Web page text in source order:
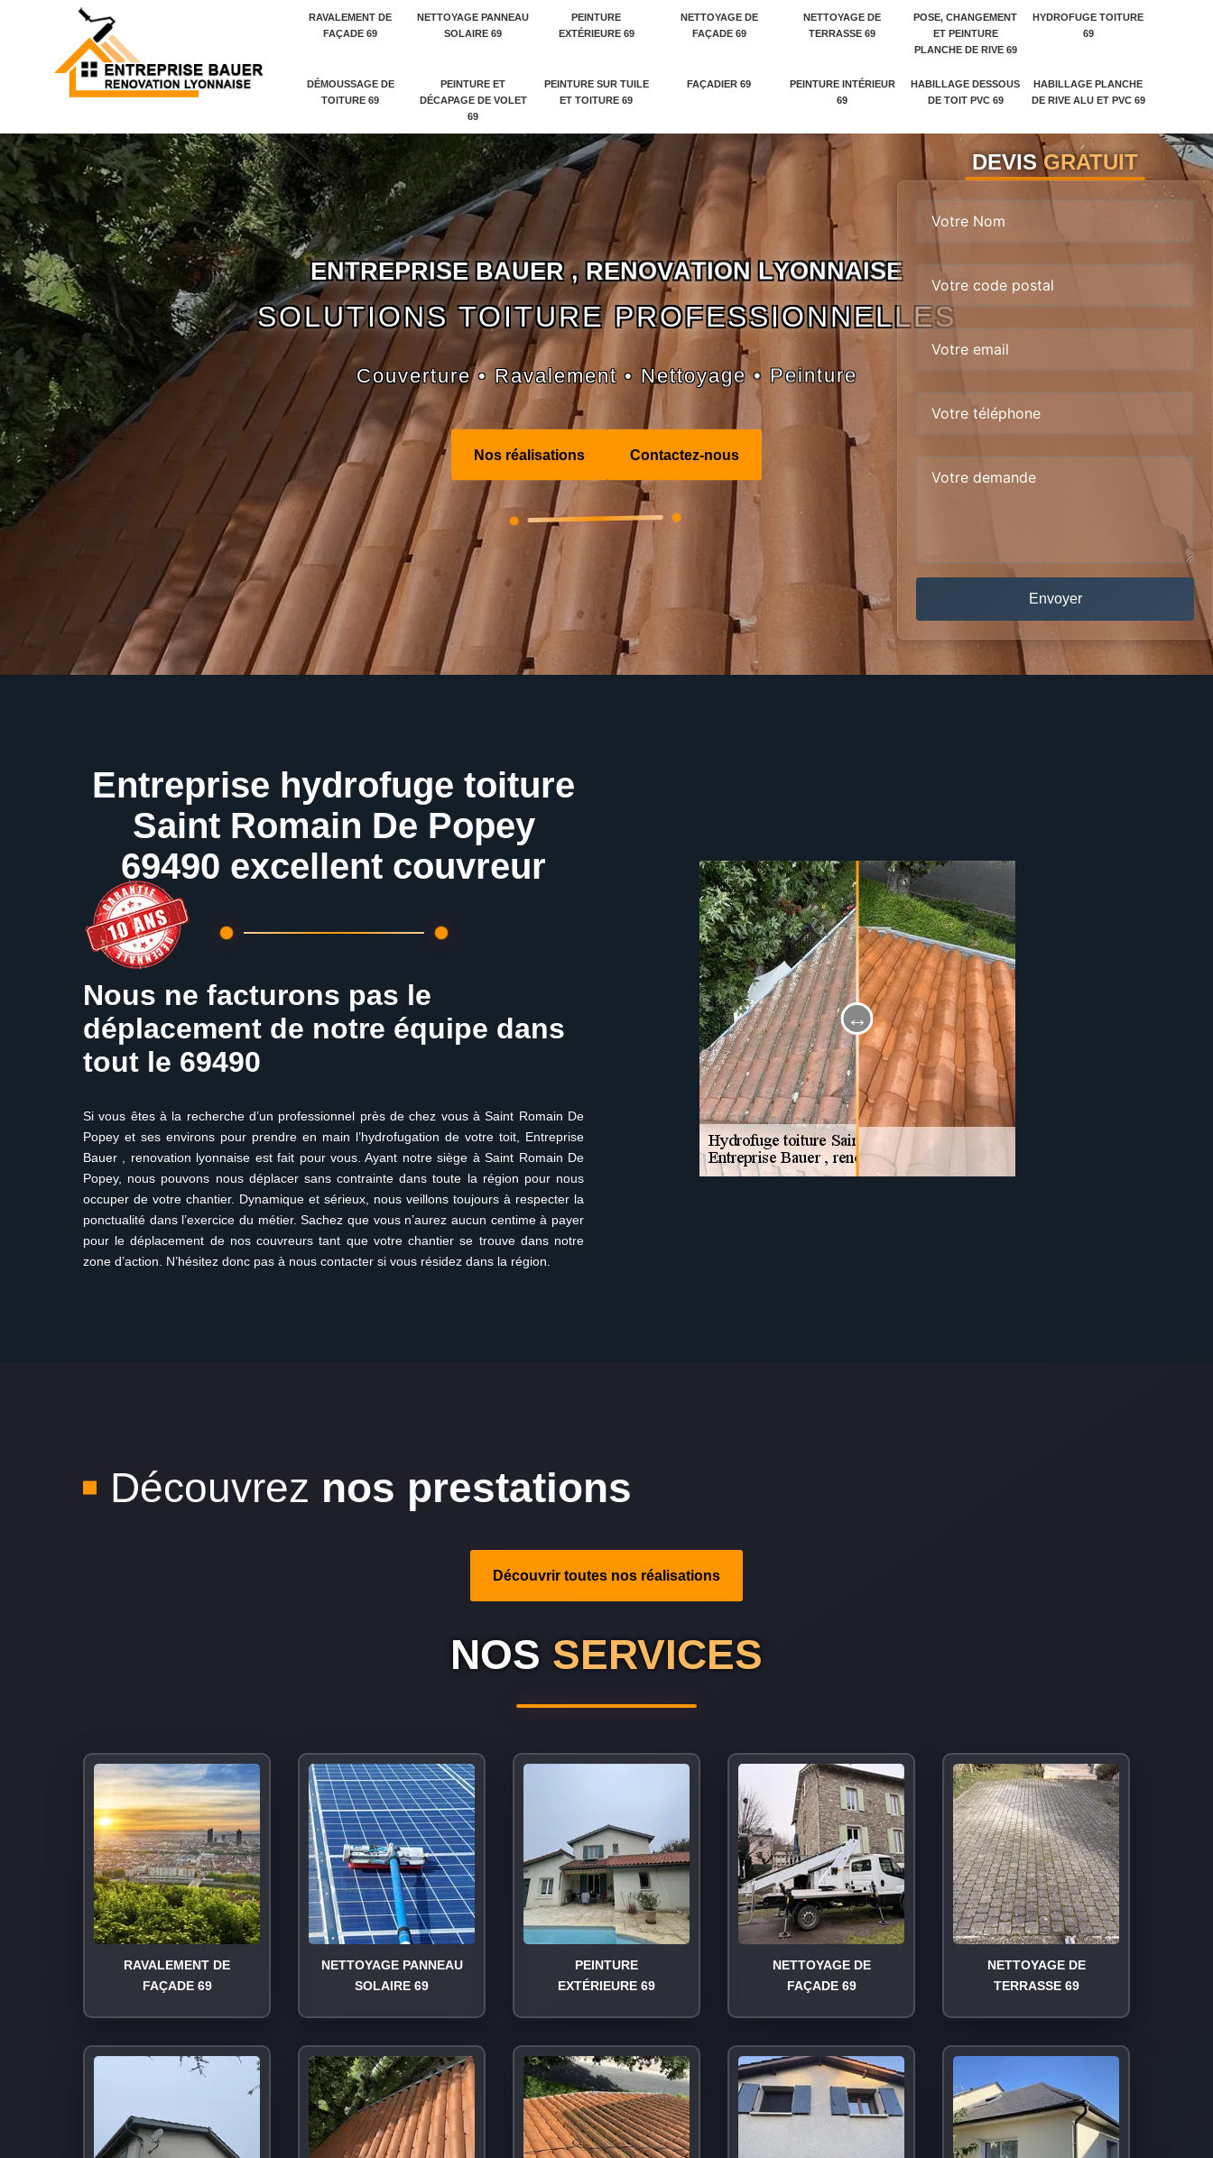
RAVALEMENT DE
FAÇADE 69
NETTOYAGE PANNEAU
SOLAIRE 69
PEINTURE
EXTÉRIEURE 69
NETTOYAGE DE
FAÇADE 69
NETTOYAGE DE
TERRASSE 69
POSE, CHANGEMENT
ET PEINTURE
PLANCHE DE RIVE 69
HYDROFUGE TOITURE
69
DÉMOUSSAGE DE
TOITURE 69
PEINTURE ET
DÉCAPAGE DE VOLET
69
PEINTURE SUR TUILE
ET TOITURE 69
FAÇADIER 69
PEINTURE INTÉRIEUR
69
HABILLAGE DESSOUS
DE TOIT PVC 69
HABILLAGE PLANCHE
DE RIVE ALU ET PVC 69
ENTREPRISE BAUER , RENOVATION LYONNAISE
SOLUTIONS TOITURE PROFESSIONNELLES
Couverture • Ravalement • Nettoyage • Peinture
Nos réalisations Contactez-nous
DEVISGRATUIT
Entreprise hydrofuge toiture
Saint Romain De Popey
69490 excellent couvreur
Nous ne facturons pas le
déplacement de notre équipe dans
tout le 69490
Si vous êtes à la recherche d’un professionnel près de chez vous à Saint Romain De
Popey et ses environs pour prendre en main l’hydrofugation de votre toit, Entreprise
Bauer , renovation lyonnaise est fait pour vous. Ayant notre siège à Saint Romain De
Popey, nous pouvons nous déplacer sans contrainte dans toute la région pour nous
occuper de votre chantier. Dynamique et sérieux, nous veillons toujours à respecter la
ponctualité dans l’exercice du métier. Sachez que vous n’aurez aucun centime à payer
pour le déplacement de nos couvreurs tant que votre chantier se trouve dans notre
zone d’action. N’hésitez donc pas à nous contacter si vous résidez dans la région.
Découvrez nos prestations
Découvrir toutes nos réalisations
NOS SERVICES
RAVALEMENT DE
FAÇADE 69
NETTOYAGE PANNEAU
SOLAIRE 69
PEINTURE
EXTÉRIEURE 69
NETTOYAGE DE
FAÇADE 69
NETTOYAGE DE
TERRASSE 69